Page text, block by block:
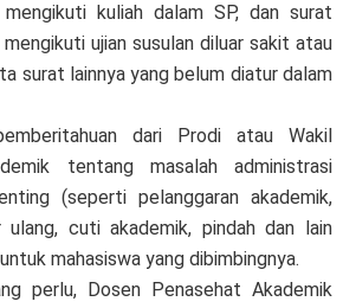
kuliah dalam SP, dan surat
ujian susulan diluar sakit atau
surat lainnya yang belum diatur dalam
dari Prodi atau Wakil
tentang masalah administrasi
(seperti pelanggaran akademik,
cuti akademik, pindah dan lain
mahasiswa yang dibimbingnya.
perlu, Dosen Penasehat Akademik